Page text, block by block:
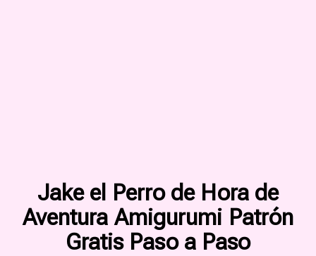
Jake el Perro de Hora de
Aventura Amigurumi Patrón
Gratis Paso a Paso